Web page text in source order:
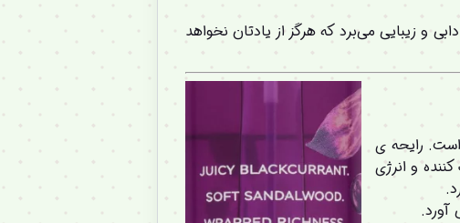
و زیبایی می‌برد که هرگز از یادتان نخواهد
رایحه ی
و انرژی